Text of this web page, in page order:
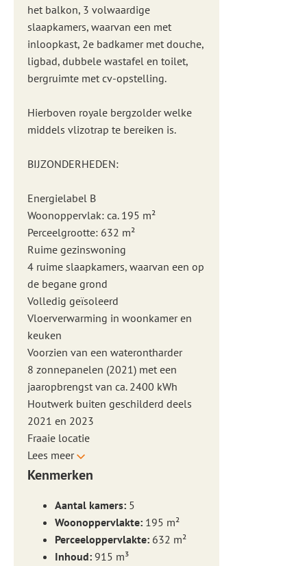
het balkon, 3 volwaardige
slaapkamers, waarvan een met
inloopkast, 2e badkamer met douche,
ligbad, dubbele wastafel en toilet,
bergruimte met cv-opstelling.
Hierboven royale bergzolder welke
middels vlizotrap te bereiken is.
BIJZONDERHEDEN:
Energielabel B
Woonoppervlak: ca. 195 m²
Perceelgrootte: 632 m²
Ruime gezinswoning
4 ruime slaapkamers, waarvan een op
de begane grond
Volledig geïsoleerd
Vloerverwarming in woonkamer en
keuken
Voorzien van een waterontharder
8 zonnepanelen (2021) met een
jaaropbrengst van ca. 2400 kWh
Houtwerk buiten geschilderd deels
2021 en 2023
Fraaie locatie
Lees meer
Kenmerken
Aantal kamers: 5
Woonoppervlakte: 195 m²
Perceeloppervlakte: 632 m²
Inhoud: 915 m³